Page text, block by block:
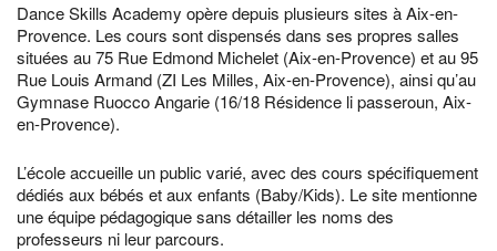
Dance Skills Academy opère depuis plusieurs sites à Aix-en-
Provence. Les cours sont dispensés dans ses propres salles
situées au 75 Rue Edmond Michelet (Aix-en-Provence) et au 95
Rue Louis Armand (ZI Les Milles, Aix-en-Provence), ainsi qu’au
Gymnase Ruocco Angarie (16/18 Résidence li passeroun, Aix-
en-Provence).
L’école accueille un public varié, avec des cours spécifiquement
dédiés aux bébés et aux enfants (Baby/Kids). Le site mentionne
une équipe pédagogique sans détailler les noms des
professeurs ni leur parcours.